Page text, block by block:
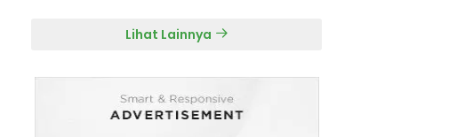
Lihat Lainnya